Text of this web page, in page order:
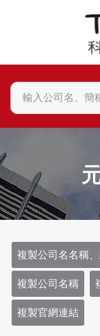
複製公司名名稱
複製公司名稱
複製官網連結